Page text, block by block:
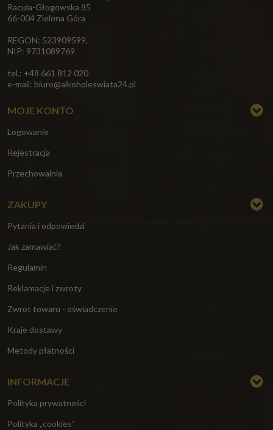
Racula-Głogowska 85
66-004 Zielona Góra
REGON: 523909599,
NIP: 9731089769
tel.: +48 661 812 020
e-mail: biuro@alkoholeswiata24.pl
MOJE KONTO
Logowanie
Rejestracja
Przechowalnia
ZAKUPY
Pytania i odpowiedzi
Jak zamawiać?
Regulamin
Reklamacje i zwroty
Zwrot towaru - oświadczenie
Kraje dostawy
Metody płatności
INFORMACJE
Polityka prywatności
Polityka „cookies”